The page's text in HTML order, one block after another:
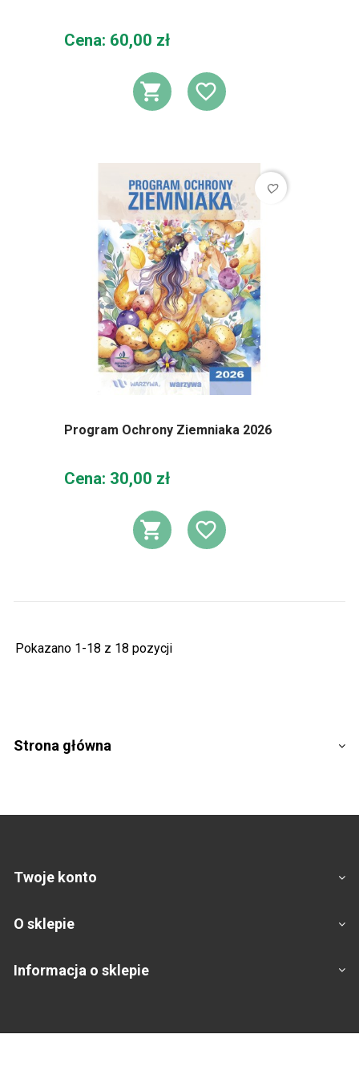
Cena
Cena: 60,00 zł
DODAJ DO
DODAJ DO
favorite_border
Program Ochrony Ziemniaka 2026
Cena
Cena: 30,00 zł
DODAJ DO
DODAJ DO
Pokazano 1-18 z 18 pozycji
Strona główna
Twoje konto
O sklepie
Informacja o sklepie